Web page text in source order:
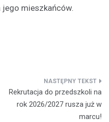
mieszkańców.
Rekrutacja do przedszkoli na
rok 2026/2027 rusza już w
marcu!